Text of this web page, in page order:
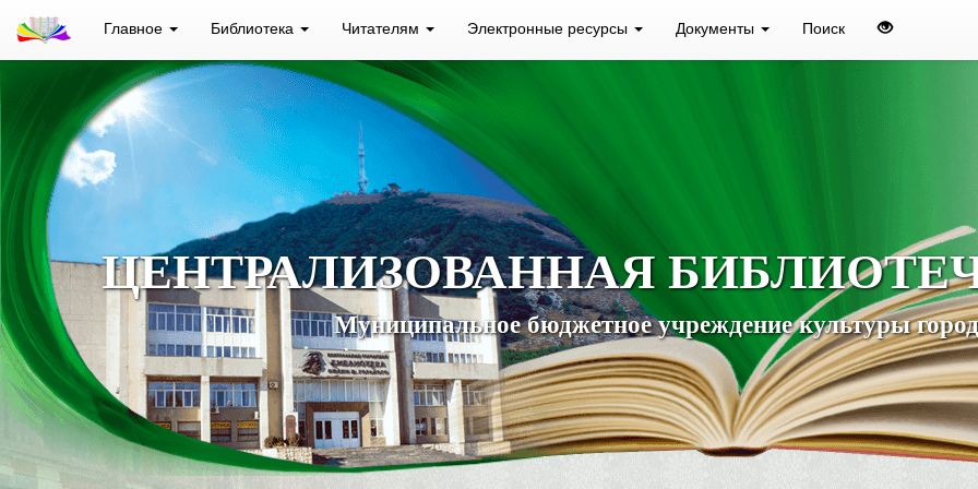
Главное Библиотека Читателям Электронные ресурсы Документы Поиск
ЦЕНТРАЛИЗОВАННАЯ
Муниципальное бюджетное учреждение культуры